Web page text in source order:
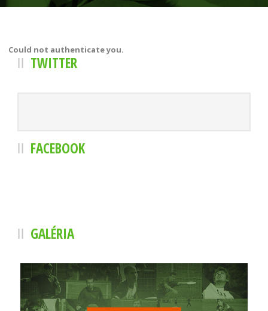
Could not authenticate you.
TWITTER
FACEBOOK
GALÉRIA